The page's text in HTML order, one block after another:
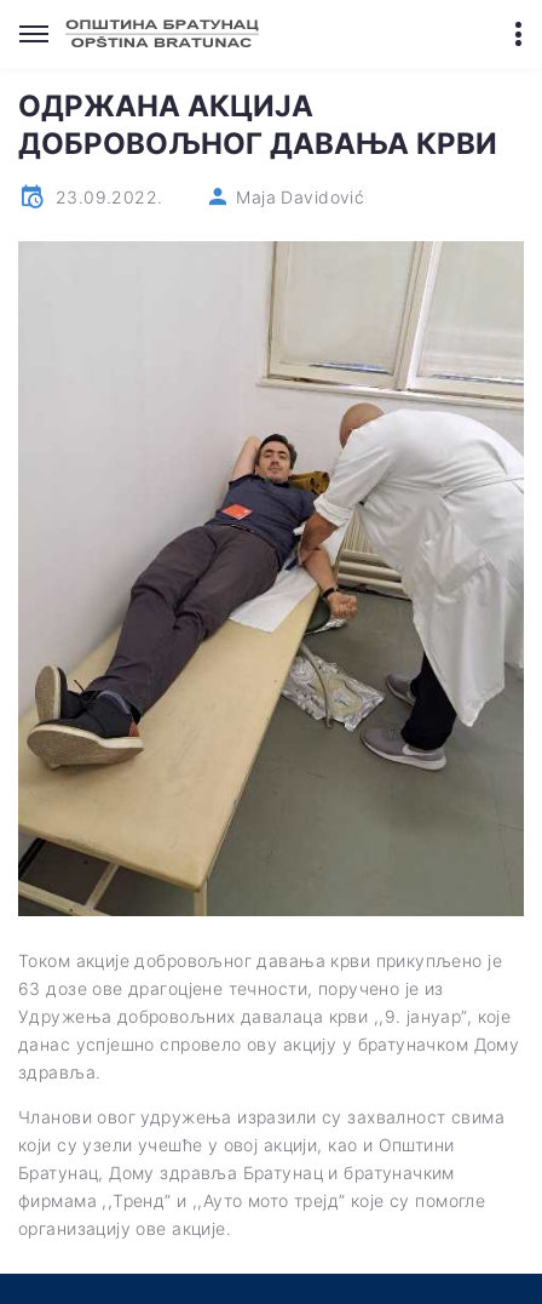
ОДРЖАНА АКЦИЈА
ДОБРОВОЉНОГ ДАВАЊА КРВИ
23.09.2022. Maja Davidović
Током акције добровољног давања крви прикупљено је
63 дозе ове драгоцјене течности, поручено је из
Удружења добровољних давалаца крви ,,9. јануар”, које
данас успјешно спровело ову акцију у братуначком Дому
здравља.
Чланови овог удружења изразили су захвалност свима
који су узели учешће у овој акцији, као и Општини
Братунац, Дому здравља Братунац и братуначким
фирмама ,,Тренд” и ,,Ауто мото трејд” које су помогле
организацију ове акције.